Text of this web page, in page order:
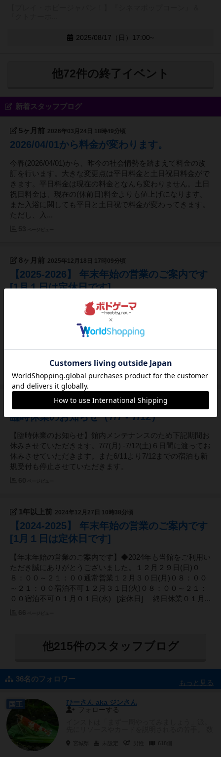
2025/08/17（日）17:00~
他72件の終了イベント
新着スタッフブログ
5ヶ月前 2026年03月24日 18時49分頃
2026/04/01から料金が変わります。
今春(2026/04/01)から、昨今の社会情勢を踏まえて料金の改
訂を行います。大きな変更点は平日料金と土日祝日料金がで
きます。平日料金は現在の料金となんら変わりません。土日
祝日料金は、現在の(休前日)料金よりも値上げになります。
また入浴に関しても平日と土日祝で料金が変わってきます。
ただし、入...
8ヶ月前 2025年12月18日 17時09分頃
【2025-2026】 年末年始の営業のご案内です
[1月１日は定休日です]
年末年始営業のご案内2025年も当館をご利用いただき誠にあ
りがとうございました。【年末年始の営業のご案内です】１
２月３０日(火)０８：００～２１：００通常営業１２月３１
日(水)０８：００～２１：００宿泊不可０１月０１日
(木) [定休日] 終日休業０１月０２日(金)０８：００～２
66
ページビュー
2025年06月23日 08時12分頃
臨時休業のお知らせ（7/7 - 7/12）
【臨時休業のお知らせ】館内メンテナンスのため下記期間お
休みさせていただきます。7/7(月) -7/12(土)６日間に渡ってお
休みさせていただきます。また6/11より7/12までの宿泊も新
規受付も停止させていただきます。
1年以上前 2024年12月27日 10時38分頃
【2024-2025】 年末年始の営業のご案内です
[1月１日は定休日です]
【年末年始の営業のご案内です】◆2024年も当館をご利用い
ただき誠にありがとうございました。１２月２９日(日)０
８：００～２１：００通常営業１２月３０日(月)０８：００
～２１：００宿泊不可１２月３１日(火)０８：００～２１：
００宿泊不可０１月０１日(水) [定休日] 終日休業０１月...
他215件のスタッフブログ
36名のフォロワー もっと見る
国王
ひーさん aka ジンさん
フォローする
未設定